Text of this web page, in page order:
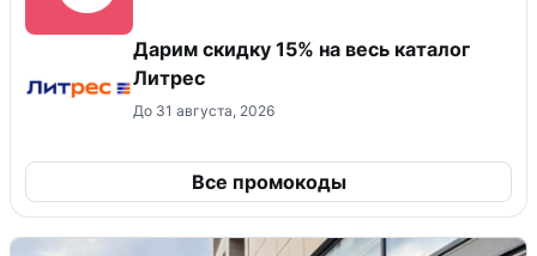
Дарим скидку 15% на весь каталог
Литрес
До 31 августа, 2026
Все промокоды